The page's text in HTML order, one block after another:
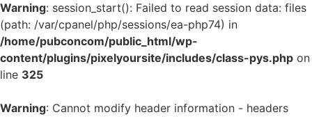
Warning: session_start(): Failed to read session data: files
(path: /var/cpanel/php/sessions/ea-php74) in
/home/pubconcom/public_html/wp-
content/plugins/pixelyoursite/includes/class-pys.php on
line 325
Warning: Cannot modify header information - headers